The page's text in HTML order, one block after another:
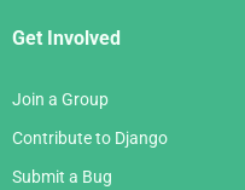
Get Involved
Join a Group
Contribute to Django
Submit a Bug